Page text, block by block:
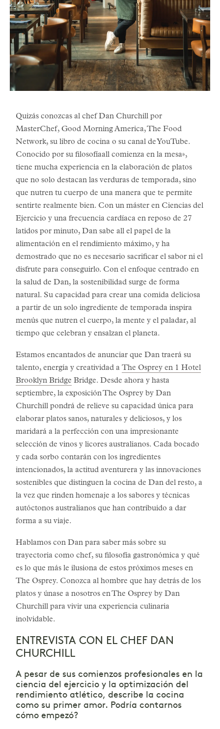
Quizás conozcas al chef Dan Churchill por
MasterChef, Good Morning America, The Food
Network, su libro de cocina o su canal de YouTube.
Conocido por su filosofíaall comienza en la mesa»,
tiene mucha experiencia en la elaboración de platos
que no solo destacan las verduras de temporada, sino
que nutren tu cuerpo de una manera que te permite
sentirte realmente bien. Con un máster en Ciencias del
Ejercicio y una frecuencia cardíaca en reposo de 27
latidos por minuto, Dan sabe all el papel de la
alimentación en el rendimiento máximo, y ha
demostrado que no es necesario sacrificar el sabor ni el
disfrute para conseguirlo. Con el enfoque centrado en
la salud de Dan, la sostenibilidad surge de forma
natural. Su capacidad para crear una comida deliciosa
a partir de un solo ingrediente de temporada inspira
menús que nutren el cuerpo, la mente y el paladar, al
tiempo que celebran y ensalzan el planeta.
Estamos encantados de anunciar que Dan traerá su
talento, energía y creatividad a The Osprey en 1 Hotel
Brooklyn Bridge Bridge. Desde ahora y hasta
septiembre, la exposición The Osprey by Dan
Churchill pondrá de relieve su capacidad única para
elaborar platos sanos, naturales y deliciosos, y los
maridará a la perfección con una impresionante
selección de vinos y licores australianos. Cada bocado
y cada sorbo contarán con los ingredientes
intencionados, la actitud aventurera y las innovaciones
sostenibles que distinguen la cocina de Dan del resto, a
la vez que rinden homenaje a los sabores y técnicas
autóctonos australianos que han contribuido a dar
forma a su viaje.
Hablamos con Dan para saber más sobre su
trayectoria como chef, su filosofía gastronómica y qué
es lo que más le ilusiona de estos próximos meses en
The Osprey. Conozca al hombre que hay detrás de los
platos y únase a nosotros en The Osprey by Dan
Churchill para vivir una experiencia culinaria
inolvidable.
ENTREVISTA CON EL CHEF DAN
CHURCHILL
A pesar de sus comienzos profesionales en la
ciencia del ejercicio y la optimización del
rendimiento atlético, describe la cocina
como su primer amor. Podría contarnos
cómo empezó?